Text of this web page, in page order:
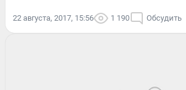
22 августа, 2017, 15:56 1 190 Обсудить